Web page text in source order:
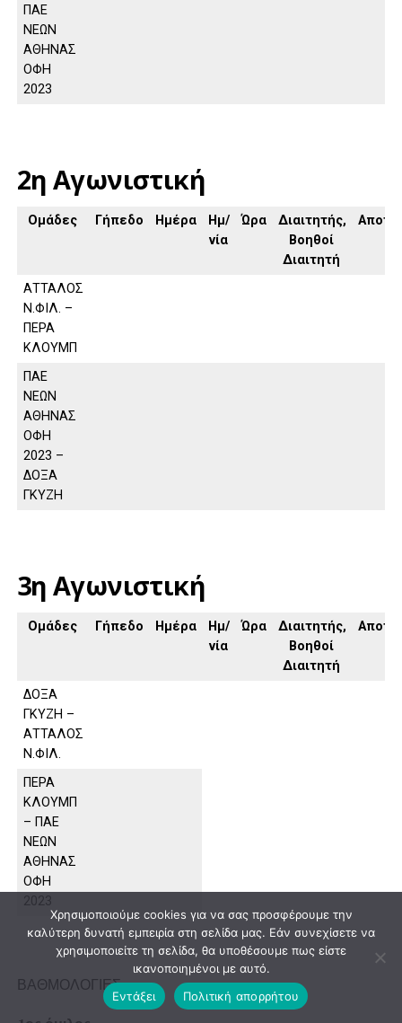
ΠΑΕ
ΝΕΩΝ
ΑΘΗΝΑΣ
ΟΦΗ
2023
2η Αγωνιστική
Ομάδες Γήπεδο Ημέρα
Ημ/
νία
Ώρα
Διαιτητής,
Βοηθοί
Διαιτητή
ΑΤΤΑΛΟΣ
Ν.ΦΙΛ. –
ΠΕΡΑ
ΚΛΟΥΜΠ
ΠΑΕ
ΝΕΩΝ
ΑΘΗΝΑΣ
ΟΦΗ
2023 –
ΔΟΞΑ
ΓΚΥΖΗ
3η Αγωνιστική
Ομάδες Γήπεδο Ημέρα
Ημ/
νία
Ώρα
Διαιτητής,
Βοηθοί
Διαιτητή
ΔΟΞΑ
ΓΚΥΖΗ –
ΑΤΤΑΛΟΣ
Ν.ΦΙΛ.
ΠΕΡΑ
ΚΛΟΥΜΠ
– ΠΑΕ
ΝΕΩΝ
ΑΘΗΝΑΣ
ΟΦΗ
2023
ΒΑΘΜΟΛΟΓΙΕΣ
Χρησιμοποιούμε cookies για να σας προσφέρουμε την
καλύτερη δυνατή εμπειρία στη σελίδα μας. Εάν συνεχίσετε να
χρησιμοποιείτε τη σελίδα, θα υποθέσουμε πως είστε
ικανοποιημένοι με αυτό.
Εντάξει
Πολιτική απορρήτου